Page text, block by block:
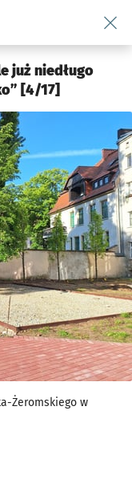
Dla mieszkańca
już niedługo
[4/17]
Żeromskiego w